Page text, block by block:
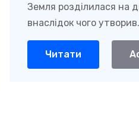
Земля розділилася на
внаслідок чого
Читати